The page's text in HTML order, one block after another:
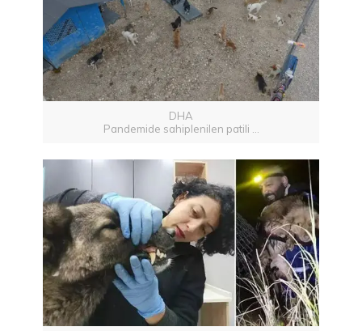
DHA
Pandemide sahiplenilen patili ...